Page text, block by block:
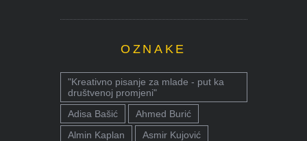
OZNAKE
"Kreativno pisanje za mlade - put ka
društvenoj promjeni"
Adisa Bašić
Ahmed Burić
Almin Kaplan
Asmir Kujović